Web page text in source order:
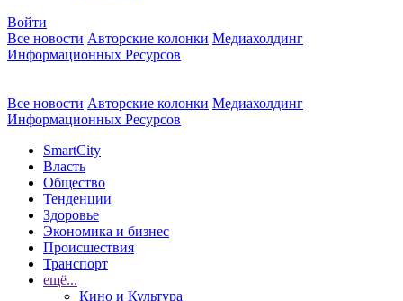
Войти
Все новости Авторские колонки Медиахолдинг
Информационных Ресурсов
Все новости Авторские колонки Медиахолдинг
Информационных Ресурсов
SmartCity
Власть
Общество
Тенденции
Здоровье
Экономика и бизнес
Происшествия
Транспорт
ещё...
Кино и Культура